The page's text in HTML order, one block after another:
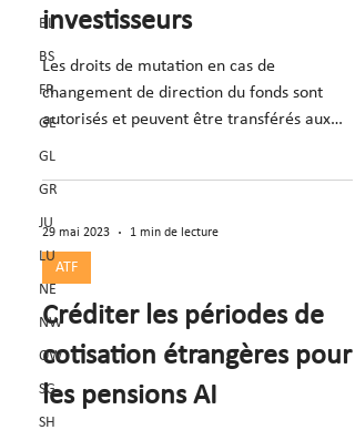
BL
BS
FR
GE
GL
GR
JU
LU
NE
NW
OW
SG
SH
investisseurs
Les droits de mutation en cas de
changement de direction du fonds sont
autorisés et peuvent être transférés aux
29 mai 2023 1 min de lecture
ATF
Créditer les périodes de
cotisation étrangères pour
les pensions AI